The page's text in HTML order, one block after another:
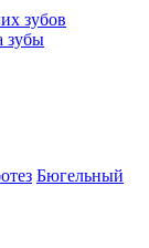
зубов
зубы
Бюгельный